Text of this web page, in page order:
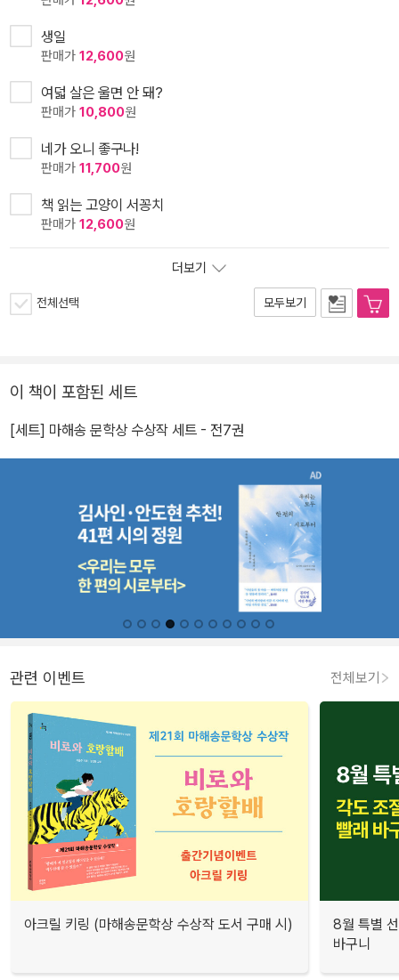
생일
판매가 12,600원
여덟 살은 울면 안 돼?
판매가 10,800원
네가 오니 좋구나!
판매가 11,700원
책 읽는 고양이 서꽁치
판매가 12,600원
더보기
전체선택 모두보기
이 책이 포함된 세트
[세트] 마해송 문학상 수상작 세트 - 전7권
관련 이벤트 전체보기
아크릴 키링 (마해송문학상 수상작 도서 구매 시)
8월 특별
바구니